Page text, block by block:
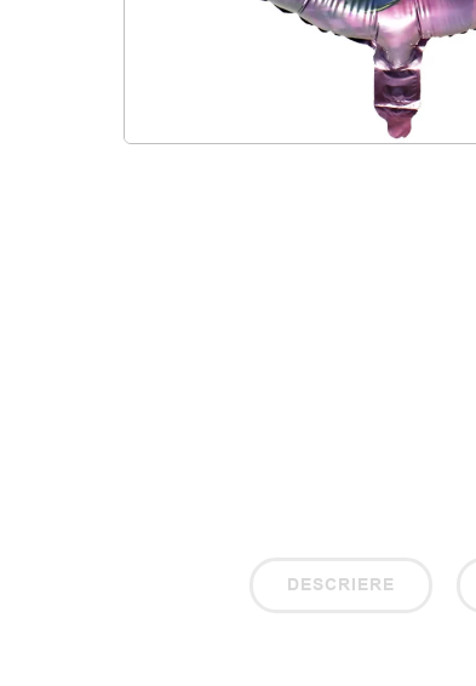
DESCRIERE